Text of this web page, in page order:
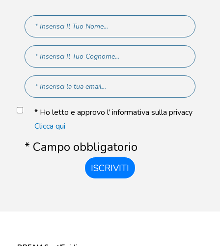
* Ho letto e approvo l' informativa sulla privacy
Clicca qui
* Campo obbligatorio
ISCRIVITI